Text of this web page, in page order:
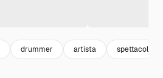
drummer artista spettacolo